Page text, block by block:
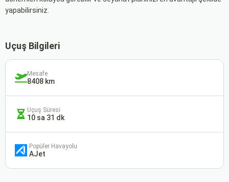
yapabilirsiniz.
Uçuş Bilgileri
Mesafe
8408 km
Uçuş Süresi
10 sa 31 dk
Popüler Havayolu
AJet